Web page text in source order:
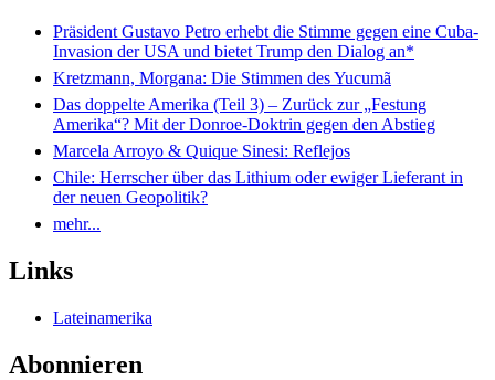
Präsident Gustavo Petro erhebt die Stimme gegen eine Cuba-
Invasion der USA und bietet Trump den Dialog an*
Kretzmann, Morgana: Die Stimmen des Yucumã
Das doppelte Amerika (Teil 3) – Zurück zur „Festung
Amerika“? Mit der Donroe-Doktrin gegen den Abstieg
Marcela Arroyo & Quique Sinesi: Reflejos
Chile: Herrscher über das Lithium oder ewiger Lieferant in
der neuen Geopolitik?
mehr...
Links
Lateinamerika
Abonnieren